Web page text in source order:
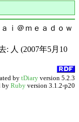
ｉ＠ｍｅａｄｏｗ
: 人 (2007年5月10
by tDiary version 5.2.3
by Ruby version 3.1.2-p20